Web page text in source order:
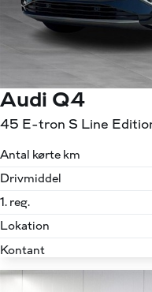
Audi Q4
45 E-tron S Line
Antal kørte km
Drivmiddel
1. reg.
Lokation
Kontant